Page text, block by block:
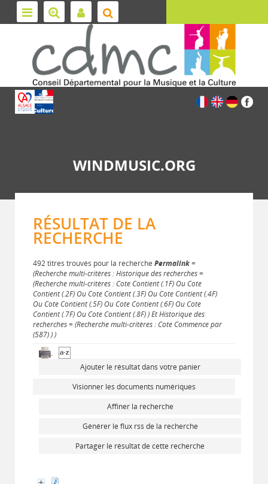
WINDMUSIC.ORG
RÉSULTAT DE LA
RECHERCHE
492 titres trouvés pour la recherche Permalink=
(Recherche multi-critères : Historique des recherches =
(Recherche multi-critères : Cote Contient (.1F) Ou Cote
Contient (.2F) Ou Cote Contient (.3F) Ou Cote Contient (.4F)
Ou Cote Contient (.5F) Ou Cote Contient (.6F) Ou Cote
Contient (.7F) Ou Cote Contient (.8F) ) Et Historique des
recherches = (Recherche multi-critères : Cote Commence par
(587) ) )
Ajouter le résultat dans votre panier
Visionner les documents numériques
Affiner la recherche
Générer le flux rss de la recherche
Partager le résultat de cette recherche